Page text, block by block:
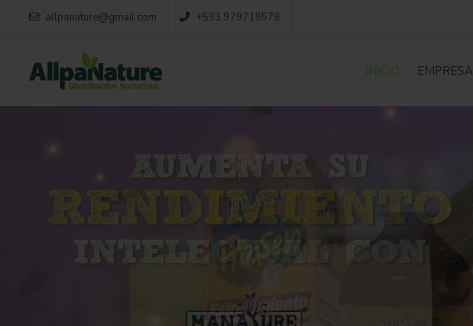
allpanature@gmail.com +593 979718578
INICIO EMPRESA